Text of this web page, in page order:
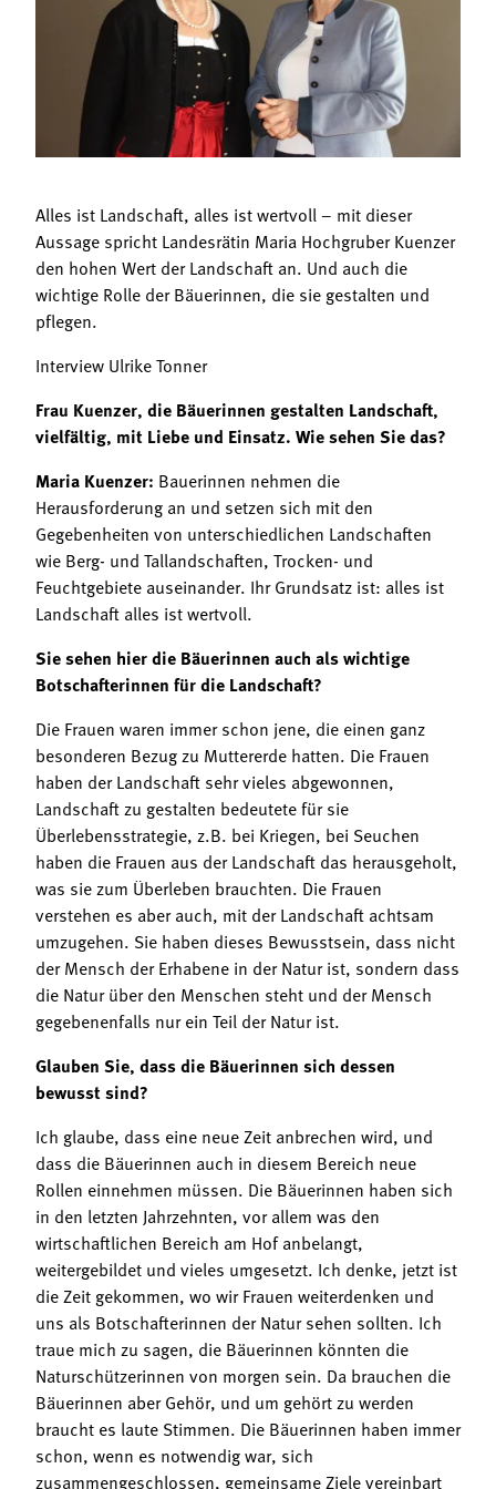
Mitgliedschaft
Landessekretariat
Bäuerliche Buffets
Hofgeschichten
Alles ist Landschaft, alles ist wertvoll – mit dieser
Aussage spricht Landesrätin Maria Hochgruber Kuenzer
den hohen Wert der Landschaft an. Und auch die
wichtige Rolle der Bäuerinnen, die sie gestalten und
pflegen.
Interview Ulrike Tonner
Frau Kuenzer, die Bäuerinnen gestalten Landschaft,
vielfältig, mit Liebe und Einsatz. Wie sehen Sie das?
Maria Kuenzer: Bauerinnen nehmen die
Herausforderung an und setzen sich mit den
Gegebenheiten von unterschiedlichen Landschaften
wie Berg- und Tallandschaften, Trocken- und
Feuchtgebiete auseinander. Ihr Grundsatz ist: alles ist
Landschaft alles ist wertvoll.
Sie sehen hier die Bäuerinnen auch als wichtige
Botschafterinnen für die Landschaft?
Die Frauen waren immer schon jene, die einen ganz
besonderen Bezug zu Muttererde hatten. Die Frauen
haben der Landschaft sehr vieles abgewonnen,
Landschaft zu gestalten bedeutete für sie
Überlebensstrategie, z.B. bei Kriegen, bei Seuchen
haben die Frauen aus der Landschaft das herausgeholt,
was sie zum Überleben brauchten. Die Frauen
verstehen es aber auch, mit der Landschaft achtsam
umzugehen. Sie haben dieses Bewusstsein, dass nicht
der Mensch der Erhabene in der Natur ist, sondern dass
die Natur über den Menschen steht und der Mensch
gegebenenfalls nur ein Teil der Natur ist.
Glauben Sie, dass die Bäuerinnen sich dessen
bewusst sind?
Ich glaube, dass eine neue Zeit anbrechen wird, und
dass die Bäuerinnen auch in diesem Bereich neue
Rollen einnehmen müssen. Die Bäuerinnen haben sich
in den letzten Jahrzehnten, vor allem was den
wirtschaftlichen Bereich am Hof anbelangt,
weitergebildet und vieles umgesetzt. Ich denke, jetzt ist
die Zeit gekommen, wo wir Frauen weiterdenken und
uns als Botschafterinnen der Natur sehen sollten. Ich
traue mich zu sagen, die Bäuerinnen könnten die
Naturschützerinnen von morgen sein. Da brauchen die
Bäuerinnen aber Gehör, und um gehört zu werden
braucht es laute Stimmen. Die Bäuerinnen haben immer
schon, wenn es notwendig war, sich
zusammengeschlossen, gemeinsame Ziele vereinbart